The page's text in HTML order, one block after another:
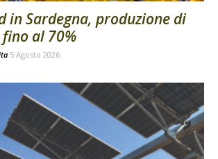
in Sardegna, produzione di
al 70%
5 Agosto 2026